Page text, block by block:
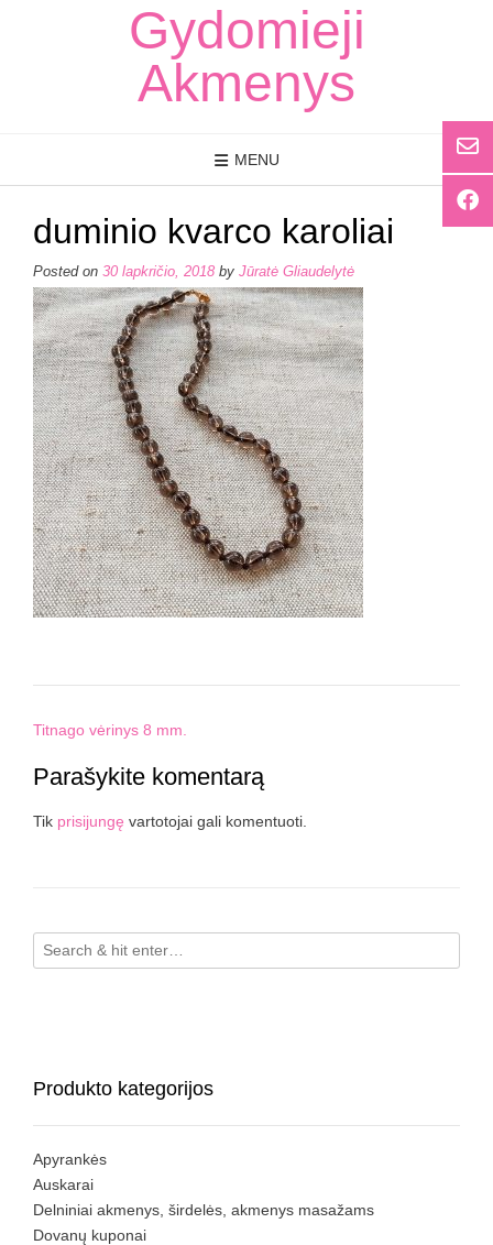
Gydomieji
Akmenys
MENU
duminio kvarco karoliai
Posted on 30 lapkričio, 2018 by Jūratė Gliaudelytė
Post
Titnago vėrinys 8 mm.
Parašykite komentarą
Tik prisijungę vartotojai gali komentuoti.
Produkto kategorijos
Apyrankės
Auskarai
Delniniai akmenys, širdelės, akmenys masažams
Dovanų kuponai